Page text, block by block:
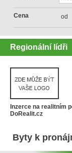
Cena od
Regionální lídři
Inzerce na realitním
DoRealit.cz
Byty k